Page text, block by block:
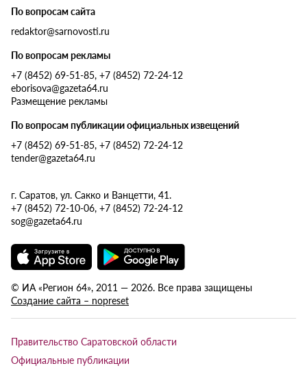
По вопросам сайта
redaktor@sarnovosti.ru
По вопросам рекламы
+7 (8452) 69-51-85, +7 (8452) 72-24-12
eborisova@gazeta64.ru
Размещение рекламы
По вопросам публикации официальных извещений
+7 (8452) 69-51-85, +7 (8452) 72-24-12
tender@gazeta64.ru
г. Саратов, ул. Сакко и Ванцетти, 41.
+7 (8452) 72-10-06, +7 (8452) 72-24-12
sog@gazeta64.ru
© ИА «Регион 64», 2011 — 2026. Все права защищены
Создание сайта – nopreset
Правительство Саратовской области
Официальные публикации